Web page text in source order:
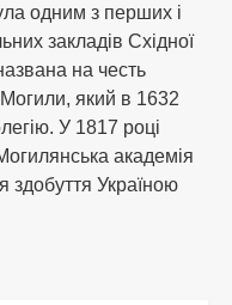
одним з перших і
закладів Східної
на честь
Могили, який в 1632
У 1817 році
академія
здобуття Україною